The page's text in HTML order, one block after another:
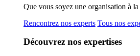
Que vous soyez une organisation à
Rencontrez nos experts Tous nos
Découvrez nos expertises